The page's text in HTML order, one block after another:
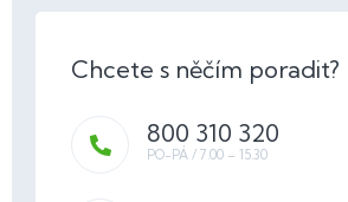
800 310 320